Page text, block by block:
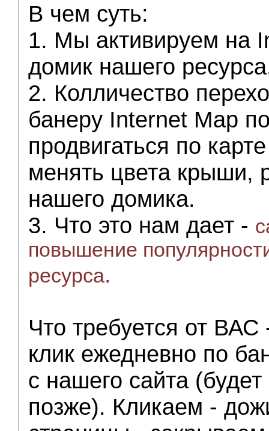
В чем суть:
1. Мы активируем на
домик нашего
2. Колличество
банеру Internet Map
продвигаться по
менять цвета крыши,
нашего домика.
3. Что это нам дает -
повышение
ресурса.
Что требуется от
клик ежедневно по
c нашего сайта
позже). Кликаем -